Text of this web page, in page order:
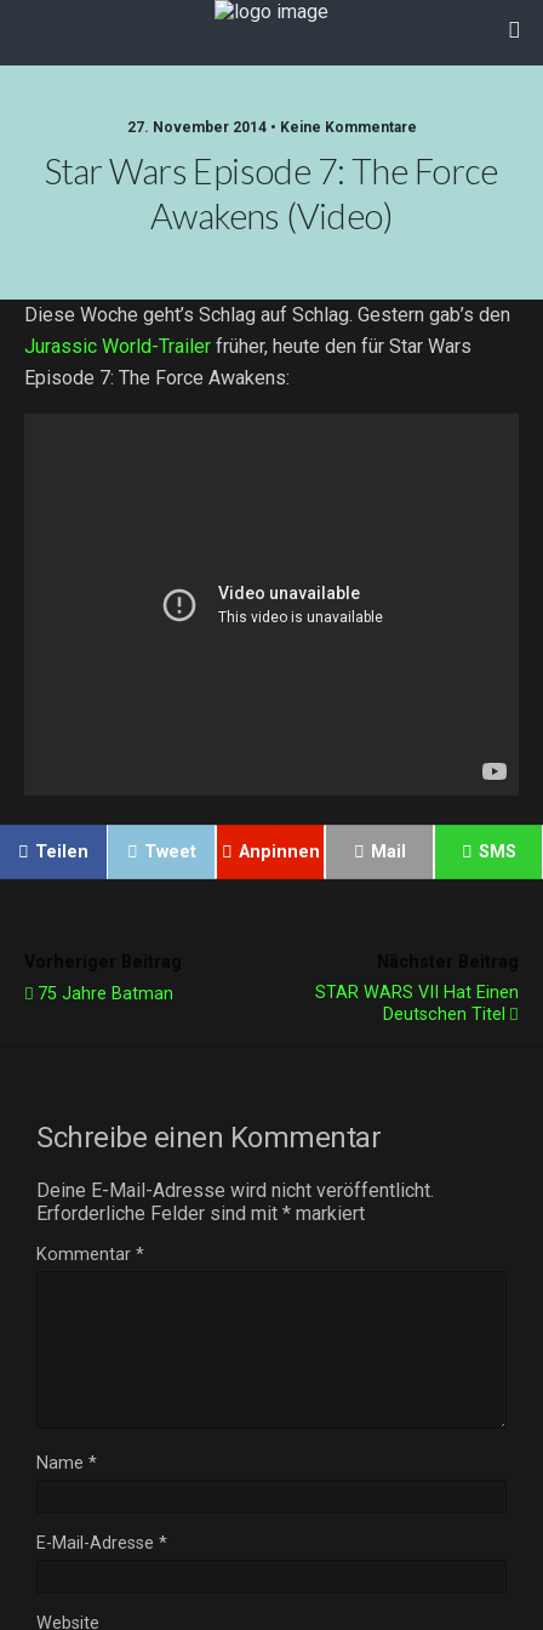
27. November 2014 • Keine Kommentare
Star Wars Episode 7: The Force
Awakens (Video)
Diese Woche geht’s Schlag auf Schlag. Gestern gab’s den
Jurassic World-Trailer früher, heute den für Star Wars
Episode 7: The Force Awakens:
Teilen Tweet Anpinnen Mail SMS
75 Jahre Batman
STAR WARS VII Hat Einen
Deutschen Titel
Schreibe einen Kommentar
Deine E-Mail-Adresse wird nicht veröffentlicht.
Erforderliche Felder sind mit * markiert
Kommentar *
Name *
E-Mail-Adresse *
Website